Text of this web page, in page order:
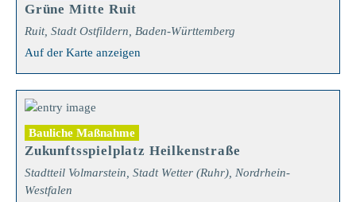
Grüne Mitte Ruit
Ruit, Stadt Ostfildern, Baden-Württemberg
Auf der Karte anzeigen
Bauliche Maßnahme
Zukunftsspielplatz Heilkenstraße
Stadtteil Volmarstein, Stadt Wetter (Ruhr), Nordrhein-
Westfalen